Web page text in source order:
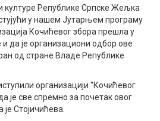
културе Републике Српске Жељка
у нашем Јутарњем програму
Кочићевог збора прешла у
да је организациони одбор ове
од стране Владе Републике
организацији "Кочићевог
је све спремно за почетак овог
Стојичићева.